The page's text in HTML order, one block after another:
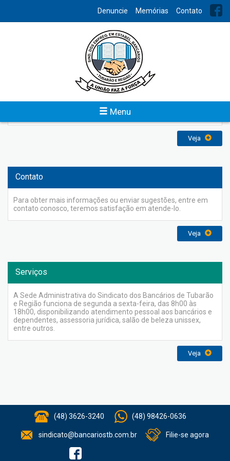
Denuncie Memórias Contato
Menu
Política de Privacidade
Quem somos Olá somos o Sindicato dos Bancários de Tubarão
e Região, o endereço do nosso site é:
https://www.bancariostb.com.br. A privacidade dos usuários
em nosso site é uma prioridade e responsabilidade do
informações. Ao acessar o site do […]
Veja
Contato
Para obter mais informações ou enviar sugestões, entre em
contato conosco, teremos satisfação em atende-lo.
Veja
Serviços
A Sede Administrativa do Sindicato dos Bancários de Tubarão
e Região funciona de segunda a sexta-feira, das 8h00 às
18h00, disponibilizando atendimento pessoal aos bancários e
dependentes, assessoria jurídica, salão de beleza unissex,
entre outros.
Veja
(48) 3626-3240 (48) 98426-0636
sindicato@bancariostb.com.br Filie-se agora